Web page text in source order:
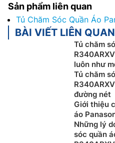
Sản phẩm liên quan
Tủ Chăm Sóc Quần Áo
BÀI VIẾT LIÊN QUAN
Tủ chăm
luôn như
Tủ chăm
đường nét
Giới thiệu
áo
Những lý
sóc quần